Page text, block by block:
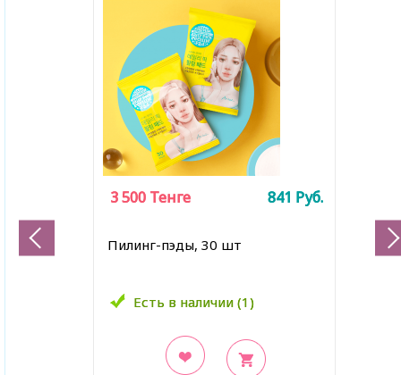
Пилинг-пэды, 30 шт
Есть в наличии (1)
3 500 Тенге 841 Руб.
Есть в наличии (1)
3 500 Тенге 841 Руб.